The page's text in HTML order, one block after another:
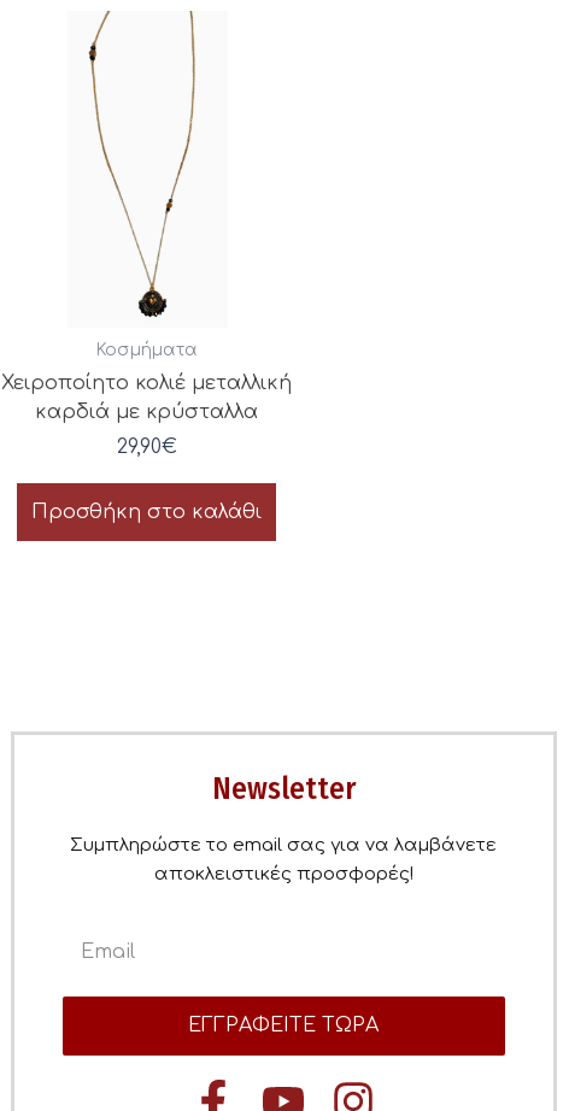
Κοσμήματα
Χειροποίητο κολιέ μεταλλική
καρδιά με κρύσταλλα
29,90€
Προσθήκη στο καλάθι
Newsletter
Συμπληρώστε το email σας για να λαμβάνετε
αποκλειστικές προσφορές!
ΕΓΓΡΑΦΕΙΤΕ ΤΩΡΑ